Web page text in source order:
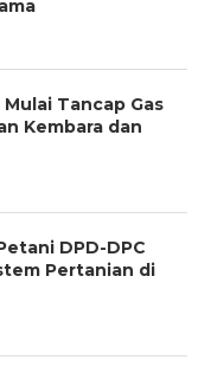
Mulai Tancap Gas
Kembara dan
DPD-DPC
Pertanian di